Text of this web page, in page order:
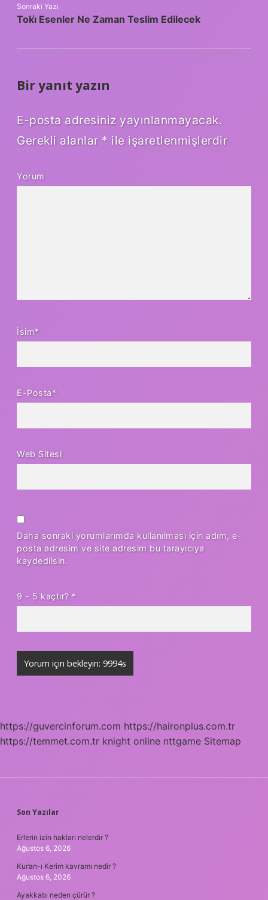
Sonraki Yazı
Toki̇ Esenler Ne Zaman Teslim Edilecek
Bir yanıt yazın
E-posta adresiniz yayınlanmayacak.
Gerekli alanlar * ile işaretlenmişlerdir
Yorum
İsim*
E-Posta*
Web Sitesi
Daha sonraki yorumlarımda kullanılması için adım, e-
posta adresim ve site adresim bu tarayıcıya
kaydedilsin.
9 - 5 kaçtır? *
https://guvercinforum.com https://haironplus.com.tr
https://temmet.com.tr knight online nttgame Sitemap
SIDEBAR
Son Yazılar
Erlerin izin hakları nelerdir ?
Ağustos 6, 2026
Kur’an-ı Kerim kavramı nedir ?
Ağustos 6, 2026
Ayakkabı neden çürür ?